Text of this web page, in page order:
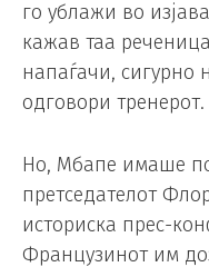
го ублажи во
кажав таа
напаѓачи, сигурно
одговори тренерот.
Но, Мбапе имаше
претседателот
историска прес-
Французинот им